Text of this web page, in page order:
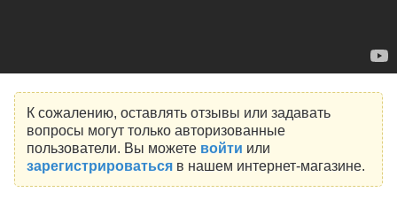
К сожалению, оставлять отзывы или задавать
вопросы могут только авторизованные
пользователи. Вы можете войти или
зарегистрироватьсяв нашем интернет-магазине.